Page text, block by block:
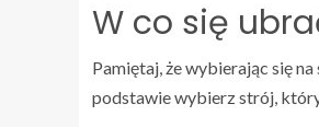
W co się
Pamiętaj, że wybierając się
podstawie wybierz strój,